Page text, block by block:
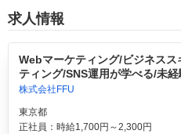
求人情報
Webマーケティング/ビジネス
ティング/SNS運用が学べる/未
株式会社FFU
東京都
正社員：時給1,700円～2,300円